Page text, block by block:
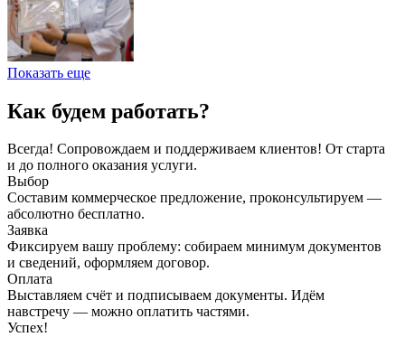
Показать еще
Как будем работать?
Всегда! Сопровождаем и поддерживаем клиентов! От старта
и до полного оказания услуги.
Выбор
Составим коммерческое предложение, проконсультируем —
абсолютно бесплатно.
Заявка
Фиксируем вашу проблему: собираем минимум документов
и сведений, оформляем договор.
Оплата
Выставляем счёт и подписываем документы. Идём
навстречу — можно оплатить частями.
Успех!